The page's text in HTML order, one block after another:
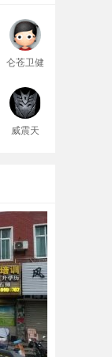
仑苍卫健
威震天